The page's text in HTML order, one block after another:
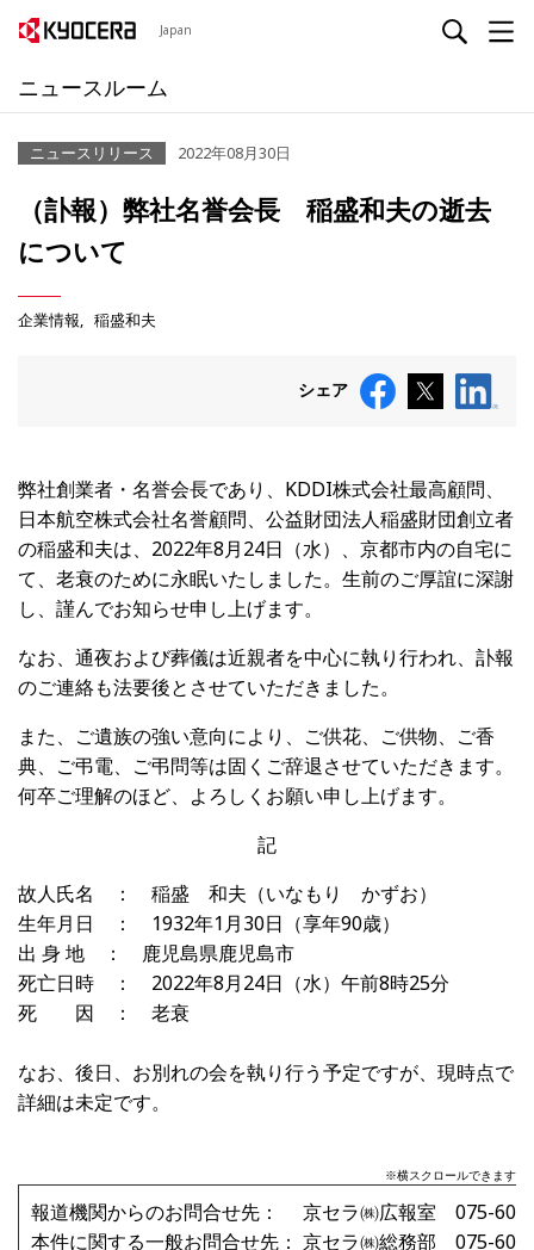
Japan
ニュースルーム
ニュースリリース 2022年08月30日
（訃報）弊社名誉会長 稲盛和夫の逝去
について
企業情報 稲盛和夫
シェア
弊社創業者・名誉会長であり、KDDI株式会社最高顧問、
日本航空株式会社名誉顧問、公益財団法人稲盛財団創立者
の稲盛和夫は、2022年8月24日（水）、京都市内の自宅に
て、老衰のために永眠いたしました。生前のご厚誼に深謝
し、謹んでお知らせ申し上げます。
なお、通夜および葬儀は近親者を中心に執り行われ、訃報
のご連絡も法要後とさせていただきました。
また、ご遺族の強い意向により、ご供花、ご供物、ご香
典、ご弔電、ご弔問等は固くご辞退させていただきます。
何卒ご理解のほど、よろしくお願い申し上げます。
記
故人氏名 ： 稲盛 和夫（いなもり かずお）
生年月日 ： 1932年1月30日（享年90歳）
出 身 地 ： 鹿児島県鹿児島市
死亡日時 ： 2022年8月24日（水）午前8時25分
死 因 ： 老衰
なお、後日、お別れの会を執り行う予定ですが、現時点で
詳細は未定です。
※横スクロールできます
報道機関からのお問合せ先： 京セラ㈱広報室 075-
本件に関する一般お問合せ先： 京セラ㈱総務部 075-